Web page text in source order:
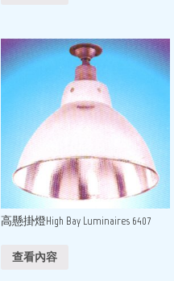
高懸掛燈High Bay Luminaires 6407
查看內容